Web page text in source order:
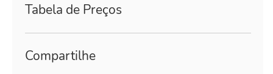
Tabela de Preços
Compartilhe